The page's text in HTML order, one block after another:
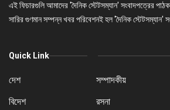
এই ফিচারগুলি আমাদের 'দৈনিক স্টেটসম্যান' সংবাদপত্রের
সারির গুণমান সম্পন্ন খবর পরিবেশনই হল 'দৈনিক স্টেটসম্যান'
Quick Link
দেশ
বিদেশ
সম্পাদকীয়
রসনা